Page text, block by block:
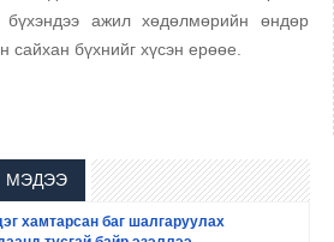
бүхэндээ ажил хөдөлмөрийн өндөр
сайхан бүхнийг хүсэн ерөөе.
МЭДЭЭ
хамтарсан баг шалгаруулах